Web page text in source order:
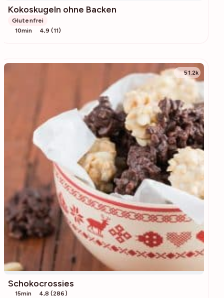
Kokoskugeln ohne Backen
Glutenfrei
10min
4,9 (11)
51.2k
Schokocrossies
15min 4,8 (286)